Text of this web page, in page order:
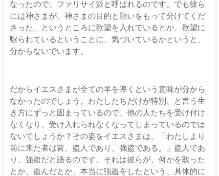
なったので、ファリサイ派と呼ばれるのです。でも彼ら
には神さまが、神さまの目的と願いをもって分けてくだ
さった、というところに欲望を入れているとか、欲望に
駆られているということに、気づいているかというと、
分からないでいます。
だからイエスさまが全ての羊を導くという意味が分から
なかったのでしょう。わたしたちだけが特別、と言う生
き方にずっと固まっているので、他の人たちを受け付け
なくなり、受け入れられなくなってしまっているのでは
ないでしょうか？その姿をイエスさまは、「わたしより
前に来た者は皆、盗人であり、強盗である。」盗人であ
り、強盗だと語るのです。それは彼らが、何かを取った
とか、盗んだとか、本当に強盗をしたという、具体的に